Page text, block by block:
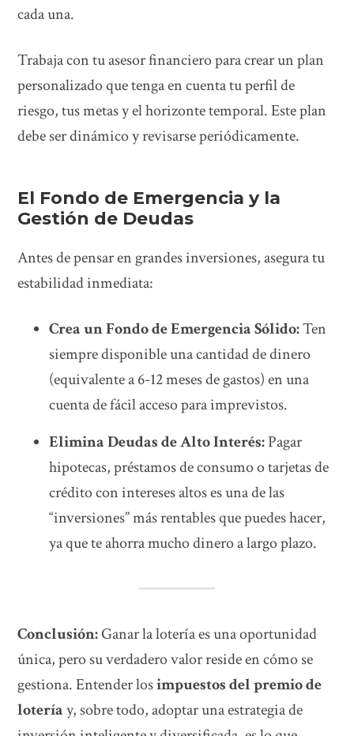
cada una.
Trabaja con tu asesor financiero para crear un plan
personalizado que tenga en cuenta tu perfil de
riesgo, tus metas y el horizonte temporal. Este plan
debe ser dinámico y revisarse periódicamente.
El Fondo de Emergencia y la
Gestión de Deudas
Antes de pensar en grandes inversiones, asegura tu
estabilidad inmediata:
Crea un Fondo de Emergencia Sólido:Ten
siempre disponible una cantidad de dinero
(equivalente a 6-12 meses de gastos) en una
cuenta de fácil acceso para imprevistos.
Elimina Deudas de Alto Interés:Pagar
hipotecas, préstamos de consumo o tarjetas de
crédito con intereses altos es una de las
“inversiones” más rentables que puedes hacer,
ya que te ahorra mucho dinero a largo plazo.
Conclusión:Ganar la lotería es una oportunidad
única, pero su verdadero valor reside en cómo se
gestiona. Entender losimpuestos del premio de
loteríay, sobre todo, adoptar una estrategia de